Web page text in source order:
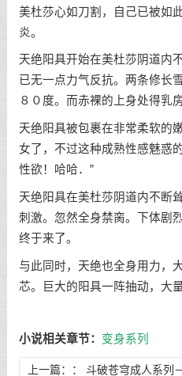
美杜莎心如刀割，自己已被如
炎。
天绝阳具开始在美杜莎阴道内
已无一点力气反抗。两条修长
８０度。而赤裸的上身处得乳
天绝阳具被包裹在非常柔软的
女了，不过这种成熟性感魅惑
性欲！哈哈．”
天绝阳具在美杜莎阴道内不断
刺激。忽然全身禁脔。下体剧
终于来了。
与此同时，天绝也全身用力，
芯。巨大的阳具一阵抽动，大
小说相关章节： 变身系列
上一篇：： 斗破苍穹成人系列